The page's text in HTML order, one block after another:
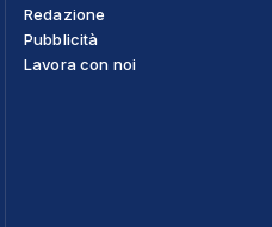
Redazione
Pubblicità
Lavora con noi